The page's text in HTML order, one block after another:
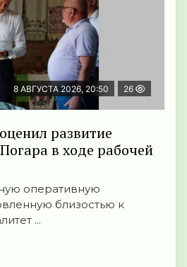
8 АВГУСТА 2026, 20:50 26
развитие
в ходе рабочей
оперативную
близостью к
...